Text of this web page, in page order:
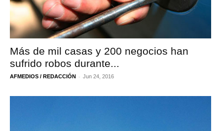
Más de mil casas y 200 negocios han
sufrido robos durante...
AFMEDIOS / REDACCIÓN - Jun 24, 2016